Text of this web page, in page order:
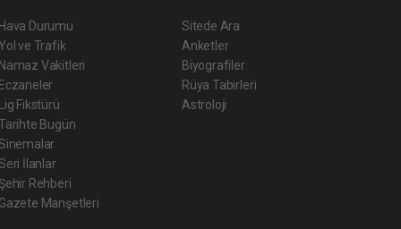
Hava Durumu
ve Trafik
Namaz Vakitleri
Eczaneler
Lig Fikstürü
Bugün
İlanlar
Rehberi
Gazete Manşetleri
Sitede Ara
Anketler
Biyografiler
Rüya Tabirleri
Astroloji